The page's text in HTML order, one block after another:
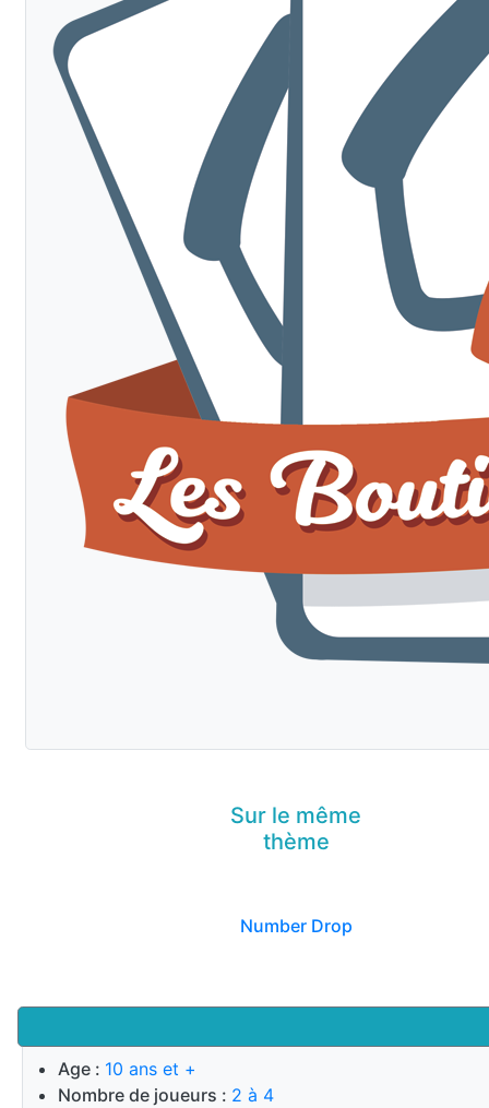
Age : 10 ans et +
Nombre de joueurs : 2 à 4
Sur le même
thème
Number Drop